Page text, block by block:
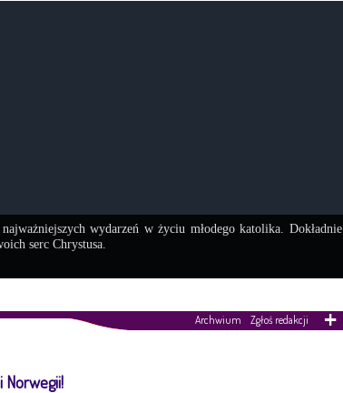
wydarzeń w życiu młodego katolika. Dokładnie
serc Chrystusa.
Archwium Zgłoś redakcji
Norwegii!